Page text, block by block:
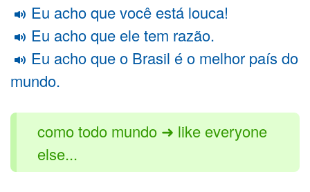
Eu acho que você está louca!
Eu acho que ele tem razão.
Eu acho que o Brasil é o melhor país do
mundo.
como todo mundo ➜ like everyone
else...